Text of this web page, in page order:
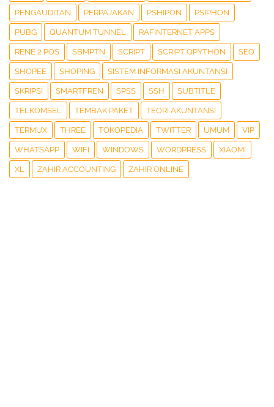
PENGAUDITAN PERPAJAKAN PSHIPON PSIPHON
PUBG QUANTUM TUNNEL RAFINTERNET APPS
RENE 2 POS SBMPTN SCRIPT SCRIPT QPYTHON SEO
SHOPEE SHOPING SISTEM INFORMASI AKUNTANSI
SKRIPSI SMARTFREN SPSS SSH SUBTITLE
TELKOMSEL TEMBAK PAKET TEORI AKUNTANSI
TERMUX THREE TOKOPEDIA TWITTER UMUM VIP
WHATSAPP WIFI WINDOWS WORDPRESS XIAOMI
XL ZAHIR ACCOUNTING ZAHIR ONLINE